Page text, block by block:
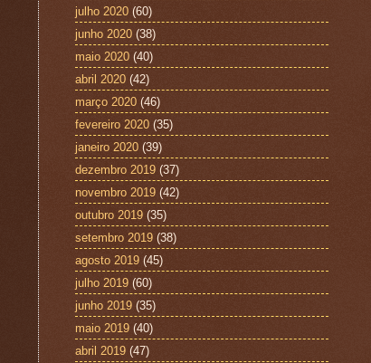
julho 2020 (60)
junho 2020 (38)
maio 2020 (40)
abril 2020 (42)
março 2020 (46)
fevereiro 2020 (35)
janeiro 2020 (39)
dezembro 2019 (37)
novembro 2019 (42)
outubro 2019 (35)
setembro 2019 (38)
agosto 2019 (45)
julho 2019 (60)
junho 2019 (35)
maio 2019 (40)
abril 2019 (47)